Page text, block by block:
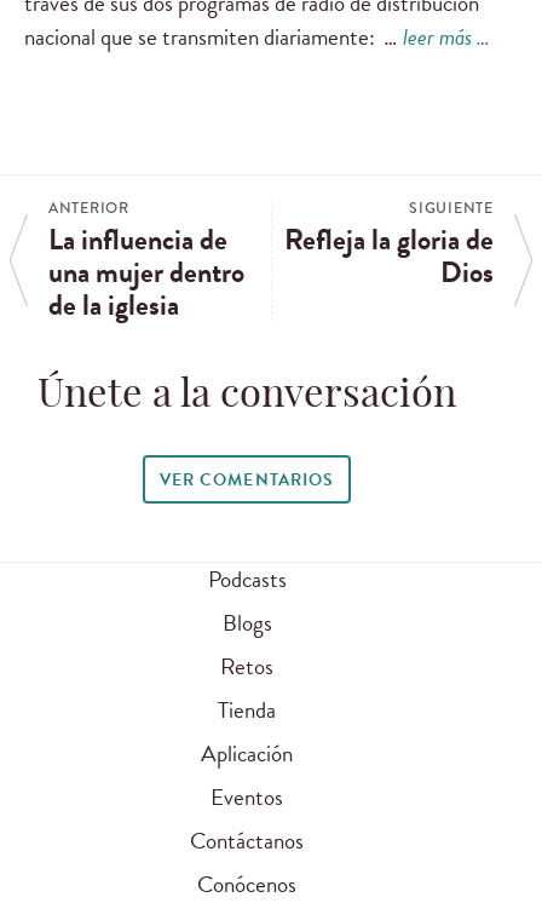
nacional que se transmiten diariamente: …leer más …
ANTERIOR
La influencia de
una mujer dentro
de la iglesia
SIGUIENTE
Refleja la gloria de
Dios
Únete a la conversación
VER COMENTARIOS
Podcasts
Blogs
Retos
Tienda
Aplicación
Eventos
Contáctanos
Conócenos